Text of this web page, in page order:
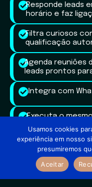
Responde leads
horário e faz
Filtra curiosos
qualificação
Agenda reuniões
leads prontos
Integra com
Executa o
das vezes
Aprende com os
Sua
Usamos cookies
experiência em nosso
presumiremos
Aceitar